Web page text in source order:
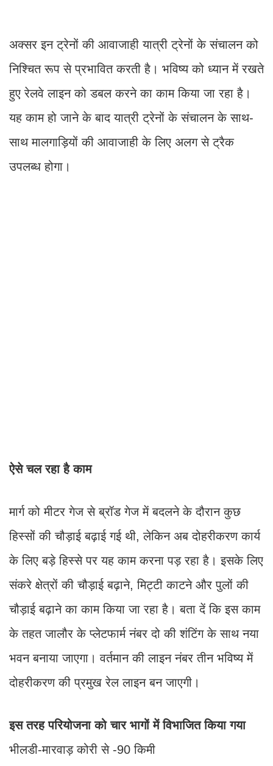
अक्सर इन ट्रेनों की आवाजाही यात्री ट्रेनों के संचालन को
निश्चित रूप से प्रभावित करती है। भविष्य को ध्यान में रखते
हुए रेलवे लाइन को डबल करने का काम किया जा रहा है।
यह काम हो जाने के बाद यात्री ट्रेनों के संचालन के साथ-
साथ मालगाड़ियों की आवाजाही के लिए अलग से ट्रैक
उपलब्ध होगा।
ऐसे चल रहा है काम
मार्ग को मीटर गेज से ब्रॉड गेज में बदलने के दौरान कुछ
हिस्सों की चौड़ाई बढ़ाई गई थी, लेकिन अब दोहरीकरण कार्य
के लिए बड़े हिस्से पर यह काम करना पड़ रहा है। इसके लिए
संकरे क्षेत्रों की चौड़ाई बढ़ाने, मिट्टी काटने और पुलों की
चौड़ाई बढ़ाने का काम किया जा रहा है। बता दें कि इस काम
के तहत जालौर के प्लेटफार्म नंबर दो की शंटिंग के साथ नया
भवन बनाया जाएगा। वर्तमान की लाइन नंबर तीन भविष्य में
दोहरीकरण की प्रमुख रेल लाइन बन जाएगी।
इस तरह परियोजना को चार भागों में विभाजित किया गया
भीलडी-मारवाड़ कोरी से -90 किमी